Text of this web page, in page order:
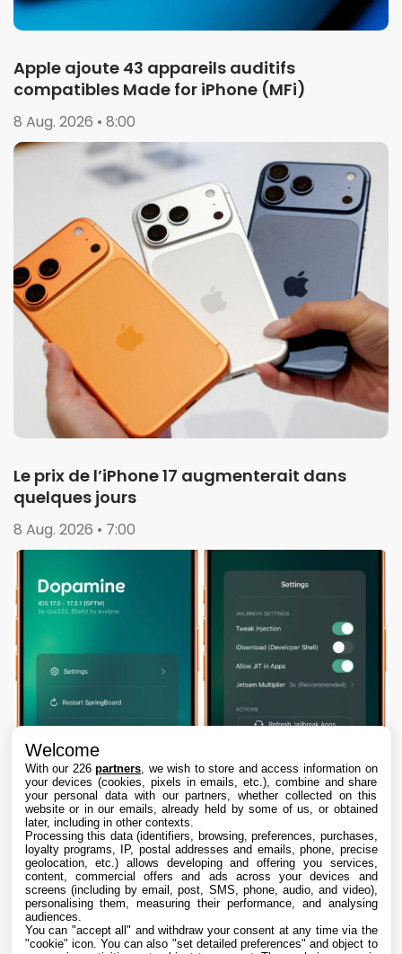
Apple ajoute 43 appareils auditifs
compatibles Made for iPhone (MFi)
8 Aug. 2026 • 8:00
Le prix de l’iPhone 17 augmenterait dans
quelques jours
8 Aug. 2026 • 7:00
Dopamine 3, le jailbreak pour iOS 26 sur
iPhone, est disponible
7 Aug. 2026 • 22:44
Welcome
With our 226partners , we wish to store and access information on
your devices (cookies, pixels in emails, etc.), combine and share
your personal data with our partners, whether collected on this
website or in our emails, already held by some of us, or obtained
later, including in other contexts.
Processing this data (identifiers, browsing, preferences, purchases,
loyalty programs, IP, postal addresses and emails, phone, precise
geolocation, etc.) allows developing and offering you services,
content, commercial offers and ads across your devices and
screens (including by email, post, SMS, phone, audio, and video),
personalising them, measuring their performance, and analysing
audiences.
You can "accept all" and withdraw your consent at any time via the
"cookie" icon. You can also "set detailed preferences" and object to